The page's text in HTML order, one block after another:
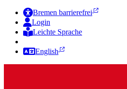
Bremen barrierefrei
Login
Leichte Sprache
English